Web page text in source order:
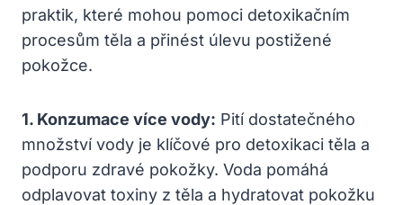
praktik, které mohou pomoci detoxikačním
procesům těla a přinést úlevu postižené
pokožce.
1. Konzumace více vody: Pití dostatečného
množství vody je klíčové pro detoxikaci těla a
podporu zdravé pokožky. Voda pomáhá
odplavovat toxiny z těla a hydratovat pokožku